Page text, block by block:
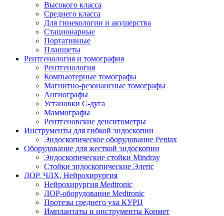
Высокого класса
Среднего класса
Для гинекологии и акушерства
Стационарные
Портативные
Планшеты
Рентгенология и томография
Рентгенология
Компьютерные томографы
Магнитно-резонансные томографы
Ангиографы
Установки С-дуга
Маммографы
Рентгеновские денситометры
Инструменты для гибкой эндоскопии
Эндоскопическое оборудование Pentax
Оборудование для жесткой эндоскопии
Эндоскопические стойки Mindray
Стойки эндоскопические Элепс
ЛОР, ЧЛХ, Нейрохирургия
Нейрохирургия Medtronic
ЛОР-оборудование Medtronic
Протезы среднего уха КУРЦ
Имплантаты и инструменты Конмет